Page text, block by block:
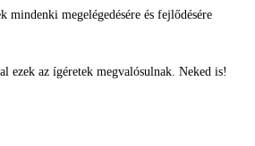
megelégedésére és fejlődésére
ezek az ígéretek megvalósulnak. Neked is!